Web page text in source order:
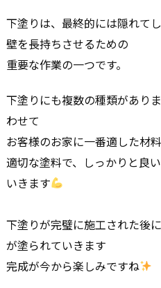
下塗りは、最終的には隠れて
壁を長持ちさせるための
重要な作業の一つです。
下塗りにも複数の種類があり
わせて
お客様のお家に一番適した材
適切な塗料で、しっかりと良
いきます
下塗りが完璧に施工された後
が塗られていきます
完成が今から楽しみですね